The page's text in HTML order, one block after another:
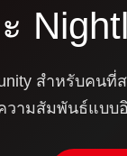
สำหรับคนที่ส
วามสัมพันธ์แบบ